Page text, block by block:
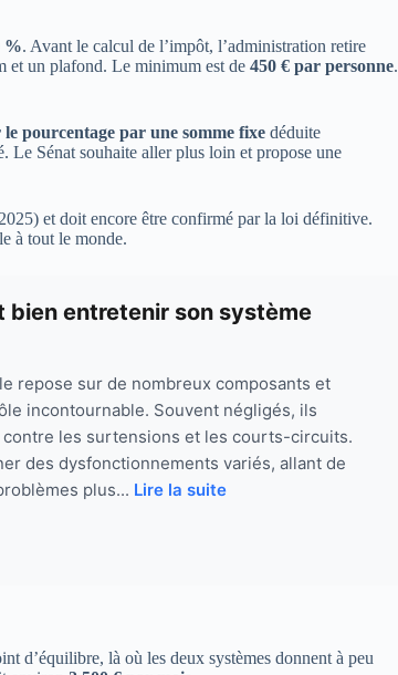
%. Avant le calcul de l’impôt, l’administration retire
et un plafond. Le minimum est de 450 € par personne.
pourcentage par une somme fixe déduite
Le Sénat souhaite aller plus loin et propose une
et doit encore être confirmé par la loi définitive.
à tout le monde.
bien entretenir son système
repose sur de nombreux composants et
incontournable. Souvent négligés, ils
les surtensions et les courts-circuits.
des dysfonctionnements variés, allant de
plus... Lire la suite
d’équilibre, là où les deux systèmes donnent à peu